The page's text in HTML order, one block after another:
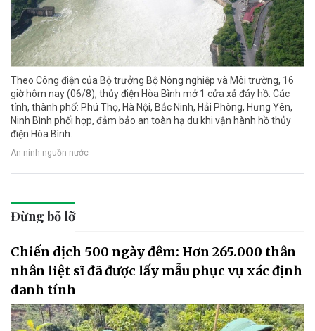
Theo Công điện của Bộ trưởng Bộ Nông nghiệp và Môi trường, 16
giờ hôm nay (06/8), thủy điện Hòa Bình mở 1 cửa xả đáy hồ. Các
tỉnh, thành phố: Phú Thọ, Hà Nội, Bắc Ninh, Hải Phòng, Hưng Yên,
Ninh Bình phối hợp, đảm bảo an toàn hạ du khi vận hành hồ thủy
điện Hòa Bình.
An ninh nguồn nước
Đừng bỏ lỡ
Chiến dịch 500 ngày đêm: Hơn 265.000 thân
nhân liệt sĩ đã được lấy mẫu phục vụ xác định
danh tính